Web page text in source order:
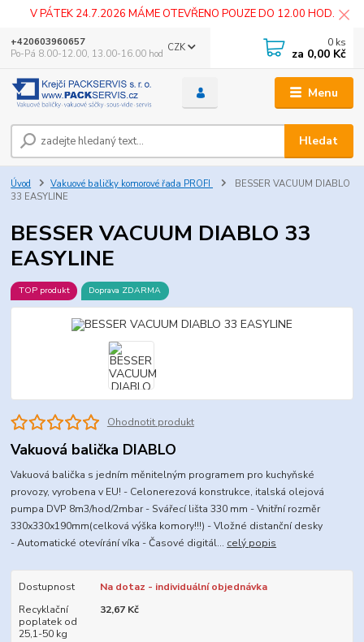
V PÁTEK 24.7.2026 MÁME OTEVŘENO POUZE DO 12.00 HOD.
Menu
CZK
Hledat
+420603960657
Po-Pá 8.00-12.00, 13.00-16.00 hod
0 ks
za 0,00 Kč
Úvod Vakuové baličky komorové řada PROFI
BESSER VACUUM DIABLO
33 EASYLINE
BESSER VACUUM DIABLO 33
EASYLINE
TOP produkt Doprava ZDARMA
Ohodnotit produkt
Vakuová balička DIABLO
Vakuová balička s jedním měnitelným programem pro kuchyňské
provozy, vyrobena v EU! - Celonerezová konstrukce, italská olejová
pumpa DVP 8m3/hod/2mbar - Svářecí lišta 330 mm - Vnitřní rozměr
330x330x190mm(celková výška komory!!!) - Vložné distanční desky
- Automatické otevírání víka - Časové digitál... celý popis
Dostupnost
Na dotaz - individuální objednávka
Recyklační
poplatek od
25,1-50 kg
32,67 Kč